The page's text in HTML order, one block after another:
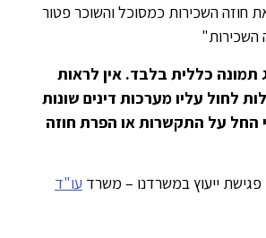
השכירות כמסוכל והשוכר פטור
השכירות"
תמונה כללית בלבד. אין לראות
לחול עליו מערכות דינים שונות
החל על התקשרות או הפרת חוזה
ייעוץ במשרדנו – משרד עו"ד